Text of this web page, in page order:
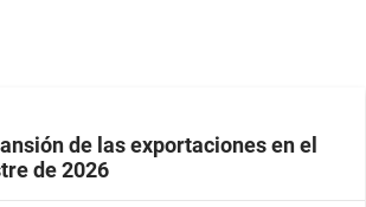
de las exportaciones en el
de 2026